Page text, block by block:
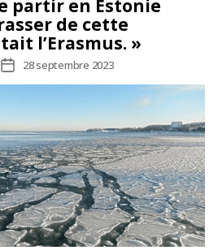
Média
d'information
quotidienne
partir en Estonie
de cette
l’Erasmus. »
Date
de
l’article
28 septembre 2023